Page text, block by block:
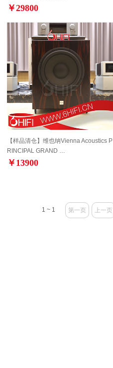
￥29800
【样品清仓】维也纳Vienna Acoustics P
RINCIPAL GRAND …
￥13900
1 ~ 1 第一页 上一页